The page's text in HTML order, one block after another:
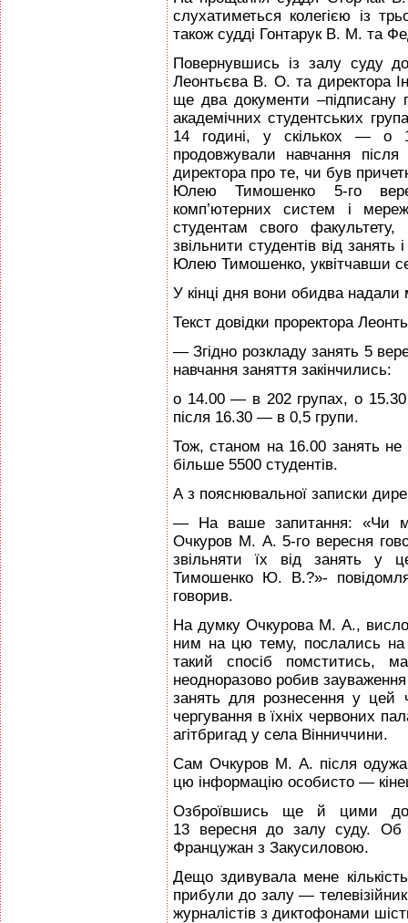
слухатиметься колегією із
також судді Гонтарук В. М. та
Повернувшись із залу суду
Леонтьєва В. О. та директора
ще два документи –підписану
академічних студентських
14 годині, у скількох — о
продовжували навчання
директора про те, чи був
Юлею Тимошенко 5-го
комп’ютерних систем і
студентам свого
звільнити студентів від занять
Юлею Тимошенко, уквітчавши
У кінці дня вони обидва надали
Текст довідки проректора
— Згідно розкладу занять 5
навчання заняття закінчились:
о 14.00 — в 202 групах, о
після 16.30 — в 0,5 групи.
Тож, станом на 16.00 занять не
більше 5500 студентів.
А з пояснювальної записки
— На ваше запитання: «Чи
Очкуров М. А. 5-го вересня
звільняти їх від занять у
Тимошенко Ю. В.?»-
говорив.
На думку Очкурова М. А.,
ним на цю тему, послались на
такий спосіб помститись,
неодноразово робив
занять для рознесення у цей
чергування в їхніх червоних
агітбригад у села Вінниччини.
Сам Очкуров М. А. після
цю інформацію особисто —
Озброївшись ще й цими
13 вересня до залу суду. Об
Францужан з Закусиловою.
Дещо здивувала мене
прибули до залу —
журналістів з диктофонами